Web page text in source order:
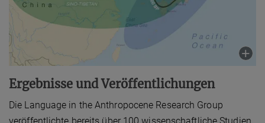
Ergebnisse und Veröffentlichungen
Die Language in the Anthropocene Research Group